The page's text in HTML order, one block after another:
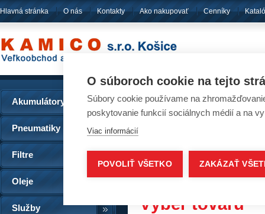
Hlavná stránka O nás Kontakty Ako nakupovať Cenníky
Akumulátory
Pneumatiky
Filtre
Oleje
Služby
Ako
Ako
Výber tovaru
O súboroch cookie na tejto
Súbory cookie používame na
poskytovanie funkcií sociálnych médií a na
Viac informácií
POVOLIŤ VŠETKO ZAKÁZAŤ